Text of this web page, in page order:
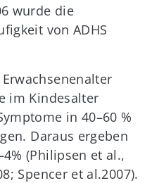
wurde die
von ADHS
im Kindesalter
in 40–60 %
Daraus ergeben
(Philipsen et al.,
Spencer et al.2007).